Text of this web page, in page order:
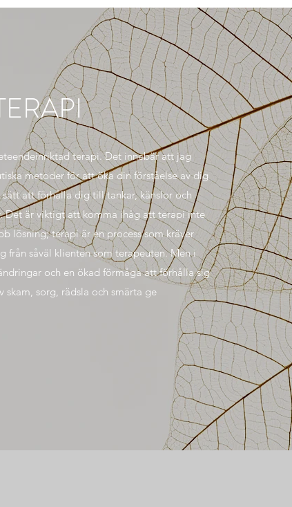
terapi. Det innebär att jag
metoder för att öka din förståelse av dig
att förhålla dig till tankar, känslor och
Det är viktigt att komma ihåg att terapi inte
lösning; terapi är en process som kräver
från såväl klienten som terapeuten. Men i
och en ökad förmåga att förhålla sig
skam, sorg, rädsla och smärta ge